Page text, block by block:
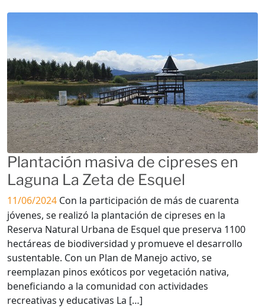
Plantación masiva de cipreses en
Laguna La Zeta de Esquel
11/06/2024 Con la participación de más de cuarenta
jóvenes, se realizó la plantación de cipreses en la
Reserva Natural Urbana de Esquel que preserva 1100
hectáreas de biodiversidad y promueve el desarrollo
sustentable. Con un Plan de Manejo activo, se
reemplazan pinos exóticos por vegetación nativa,
beneficiando a la comunidad con actividades
recreativas y educativas La […]